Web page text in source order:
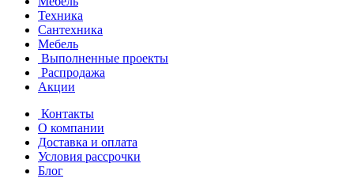
Техника
Сантехника
Мебель
Выполненные проекты
Распродажа
Акции
Контакты
О компании
Доставка и оплата
Условия рассрочки
Блог